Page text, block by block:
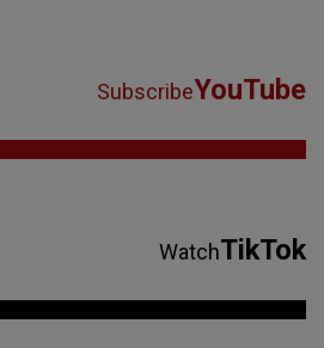
SubscribeYouTube
WatchTikTok